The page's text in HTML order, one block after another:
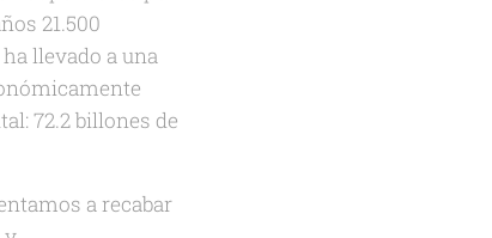
21.500
llevado a una
72.2 billones de
a recabar